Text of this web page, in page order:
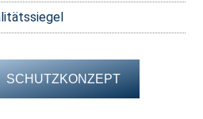
SCHUTZKONZEPT